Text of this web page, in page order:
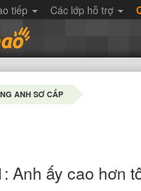
tiếp Các lớp hỗ trợ
ANH SƠ CẤP
Anh ấy cao hơn